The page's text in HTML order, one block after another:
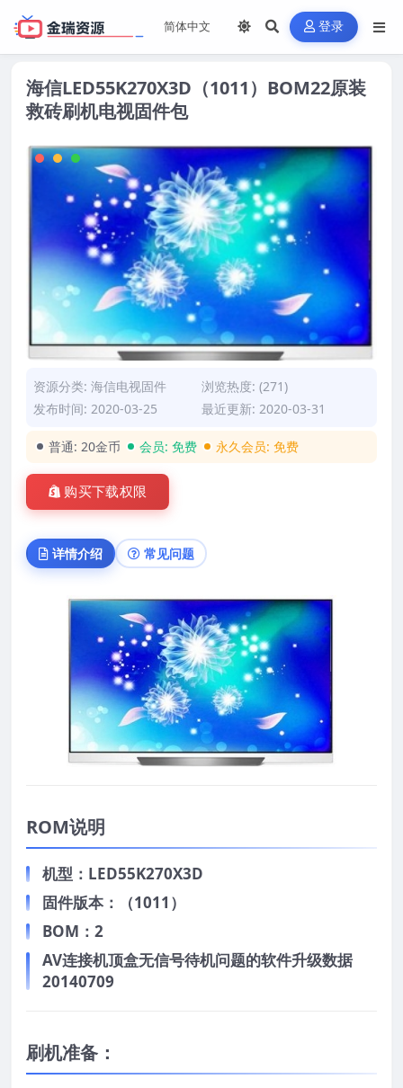
登录
海信LED55K270X3D（1011）BOM22原装
救砖刷机电视固件包
资源分类: 海信电视固件
浏览热度: (271)
发布时间: 2020-03-25
最近更新: 2020-03-31
普通: 20金币 会员: 免费 永久会员: 免费
购买下载权限
详情介绍 常见问题
ROM说明
机型：LED55K270X3D
固件版本：（1011）
BOM：2
AV连接机顶盒无信号待机问题的软件升级数据
20140709
刷机准备：